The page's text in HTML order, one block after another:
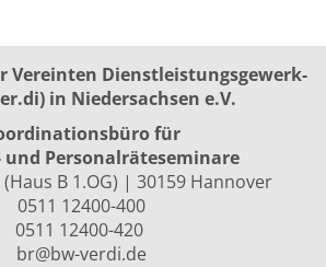
Vereinten Dienst­leis­tungs­ge­werk­
in Niedersachsen e.V.
für
und Personalräte­seminare
B 1.OG) | 30159 Hannover
0511 12400-400
0511 12400-420
br@bw-verdi.de